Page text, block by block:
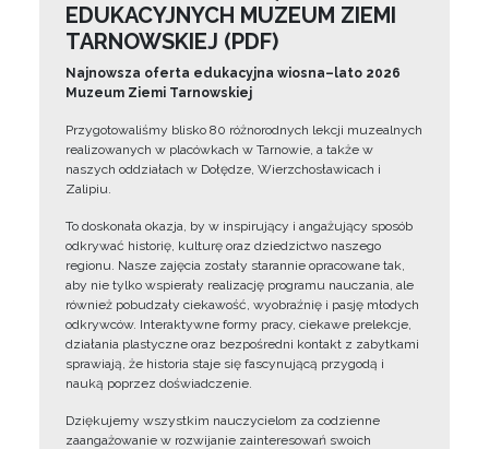
EDUKACYJNYCH MUZEUM ZIEMI
TARNOWSKIEJ (PDF)
Najnowsza oferta edukacyjna wiosna–lato 2026
Muzeum Ziemi Tarnowskiej
Przygotowaliśmy blisko 80 różnorodnych lekcji muzealnych
realizowanych w placówkach w Tarnowie, a także w
naszych oddziałach w Dołędze, Wierzchosławicach i
Zalipiu.
To doskonała okazja, by w inspirujący i angażujący sposób
odkrywać historię, kulturę oraz dziedzictwo naszego
regionu. Nasze zajęcia zostały starannie opracowane tak,
aby nie tylko wspierały realizację programu nauczania, ale
również pobudzały ciekawość, wyobraźnię i pasję młodych
odkrywców. Interaktywne formy pracy, ciekawe prelekcje,
działania plastyczne oraz bezpośredni kontakt z zabytkami
sprawiają, że historia staje się fascynującą przygodą i
nauką poprzez doświadczenie.
Dziękujemy wszystkim nauczycielom za codzienne
zaangażowanie w rozwijanie zainteresowań swoich